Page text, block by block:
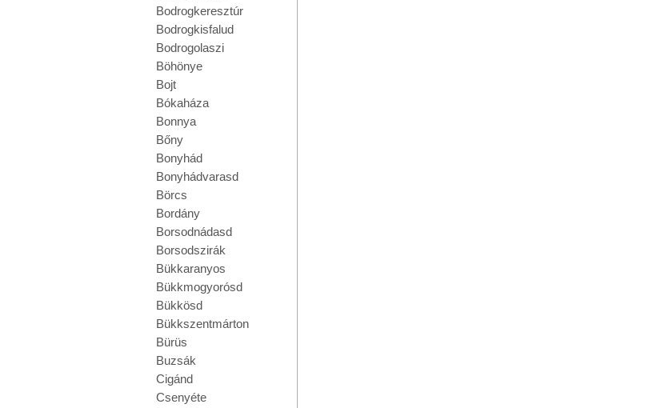
Bodrogkeresztúr
Bodrogkisfalud
Bodrogolaszi
Böhönye
Bojt
Bókaháza
Bonnya
Bőny
Bonyhád
Bonyhádvarasd
Börcs
Bordány
Borsodnádasd
Borsodszirák
Bükkaranyos
Bükkmogyorósd
Bükkösd
Bükkszentmárton
Bürüs
Buzsák
Cigánd
Csenyéte